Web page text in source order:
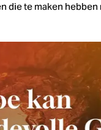
die te maken hebben